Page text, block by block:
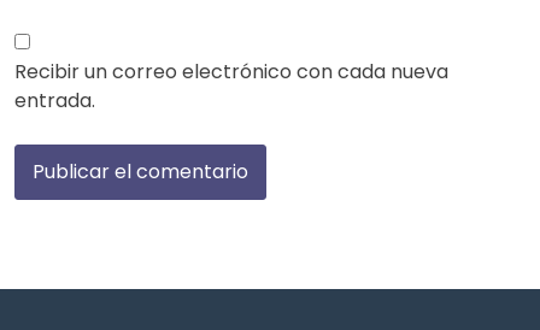
Recibir un correo electrónico con cada nueva
entrada.